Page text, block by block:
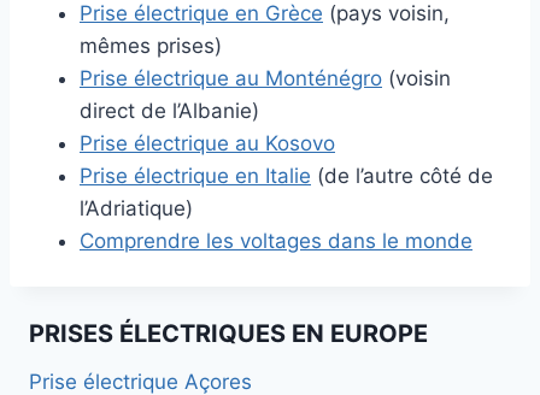
Prise électrique en Grèce (pays voisin,
mêmes prises)
Prise électrique au Monténégro (voisin
direct de l’Albanie)
Prise électrique au Kosovo
Prise électrique en Italie (de l’autre côté de
l’Adriatique)
Comprendre les voltages dans le monde
PRISES ÉLECTRIQUES EN EUROPE
Prise électrique Açores